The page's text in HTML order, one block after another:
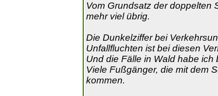
Vom Grundsatz der doppelten
mehr viel übrig.
Die Dunkelziffer bei
Unfallfluchten ist bei diesen
Und die Fälle in Wald habe
Viele Fußgänger, die mit dem
kommen.